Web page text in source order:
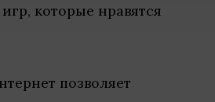
которые нравятся
позволяет